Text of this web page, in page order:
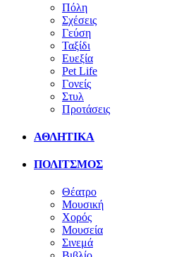
Πόλη
Σχέσεις
Γεύση
Ταξίδι
Ευεξία
Pet Life
Γονείς
Στυλ
Προτάσεις
ΑΘΛΗΤΙΚΑ
ΠΟΛΙΤΣΜΟΣ
Θέατρο
Μουσική
Χορός
Μουσεία
Σινεμά